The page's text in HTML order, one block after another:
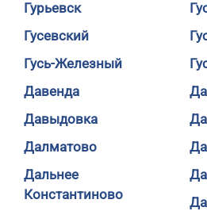
Гурьевск
Гусевский
Гусь-Железный
Давенда
Давыдовка
Далматово
Дальнее
Константиново